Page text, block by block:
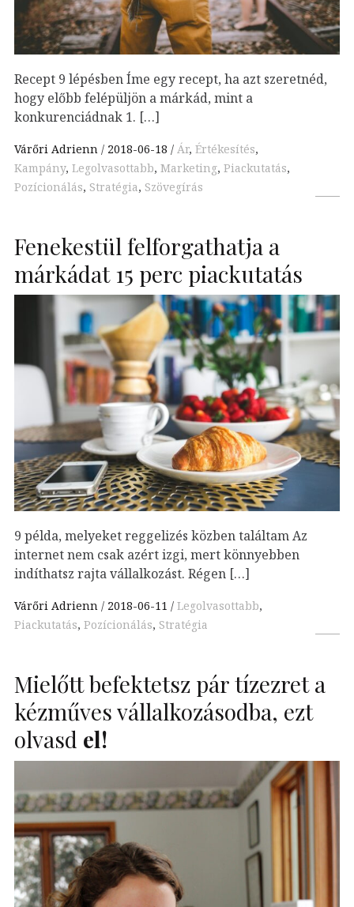
Recept 9 lépésben Íme egy recept, ha azt szeretnéd,
hogy előbb felépüljön a márkád, mint a
konkurenciádnak 1. […]
Várőri Adrienn 2018-06-18 Ár, Értékesítés,
Kampány, Legolvasottabb, Marketing, Piackutatás,
Pozícionálás, Stratégia, Szövegírás
Fenekestül felforgathatja a
márkádat 15 perc piackutatás
9 példa, melyeket reggelizés közben találtam Az
internet nem csak azért izgi, mert könnyebben
indíthatsz rajta vállalkozást. Régen […]
Várőri Adrienn 2018-06-11 Legolvasottabb,
Piackutatás, Pozícionálás, Stratégia
Mielőtt befektetsz pár tízezret a
kézműves vállalkozásodba, ezt
olvasd el!